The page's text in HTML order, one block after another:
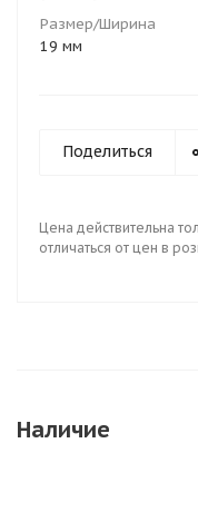
Размер/Ширина
19 мм
Поделиться
Цена действительна
отличаться от цен в
Наличие